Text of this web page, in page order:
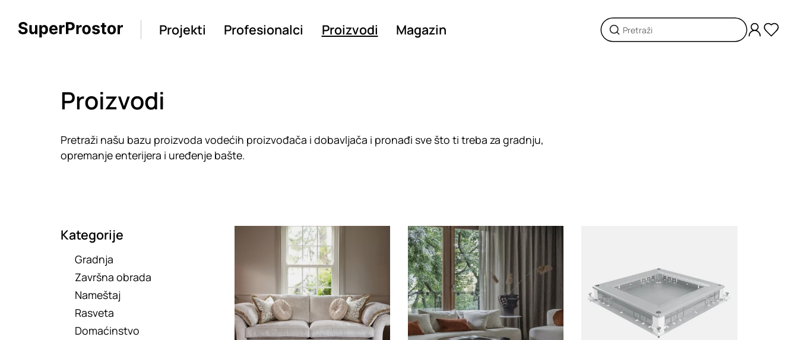
Projekti Profesionalci Proizvodi Magazin
Proizvodi
Pretraži našu bazu proizvoda vodećih proizvođača i dobavljača i pronađi sve što ti treba za gradnju,
opremanje enterijera i uređenje bašte.
Kategorije
Gradnja
Završna obrada
Nameštaj
Rasveta
Domaćinstvo
Loading